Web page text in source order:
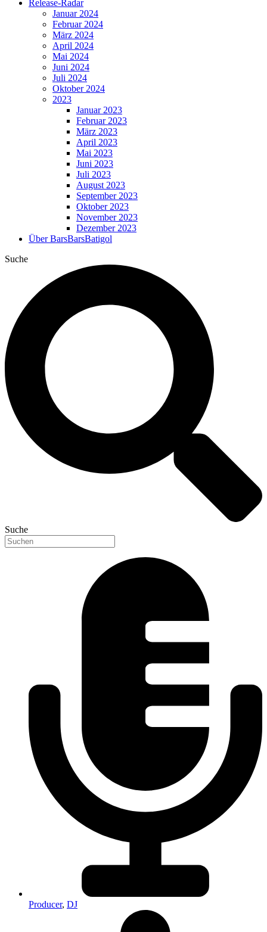
Release-Radar
Januar 2024
Februar 2024
März 2024
April 2024
Mai 2024
Juni 2024
Juli 2024
Oktober 2024
2023
Januar 2023
Februar 2023
März 2023
April 2023
Mai 2023
Juni 2023
Juli 2023
August 2023
September 2023
Oktober 2023
November 2023
Dezember 2023
Über BarsBarsBatigol
Suche
Suche
Producer, DJ